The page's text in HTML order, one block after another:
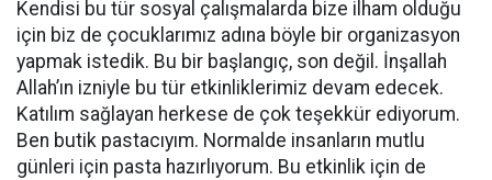
Kendisi bu tür sosyal çalışmalarda bize ilham olduğu
için biz de çocuklarımız adına böyle bir organizasyon
yapmak istedik. Bu bir başlangıç, son değil. İnşallah
Allah’ın izniyle bu tür etkinliklerimiz devam edecek.
Katılım sağlayan herkese de çok teşekkür ediyorum.
Ben butik pastacıyım. Normalde insanların mutlu
günleri için pasta hazırlıyorum. Bu etkinlik için de